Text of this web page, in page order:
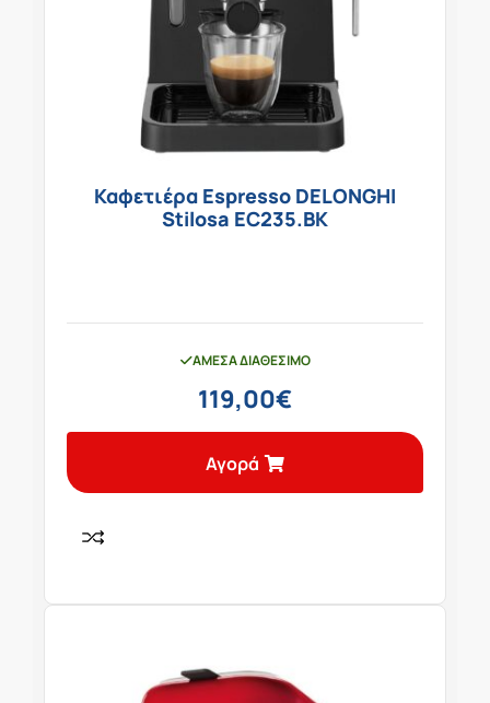
Καφετιέρα Espresso DELONGHI
Stilosa EC235.BK
ΆΜΕΣΑ ΔΙΑΘΈΣΙΜΟ
119,00€
Αγορά